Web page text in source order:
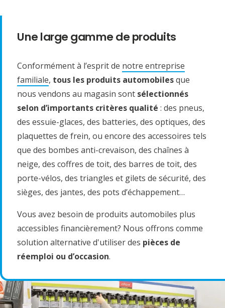
Une large gamme de produits
Conformément à l’esprit de notre entreprise
familiale, tous les produits automobilesque
nous vendons au magasin sont sélectionnés
selon d’importants critères qualité : des pneus,
des essuie-glaces, des batteries, des optiques, des
plaquettes de frein, ou encore des accessoires tels
que des bombes anti-crevaison, des chaînes à
neige, des coffres de toit, des barres de toit, des
porte-vélos, des triangles et gilets de sécurité, des
sièges, des jantes, des pots d’échappement…
Vous avez besoin de produits automobiles plus
accessibles financièrement? Nous offrons comme
solution alternative d'utiliser des pièces de
réemploi ou d’occasion.